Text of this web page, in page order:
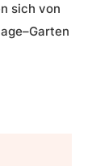
sich von
–Garten